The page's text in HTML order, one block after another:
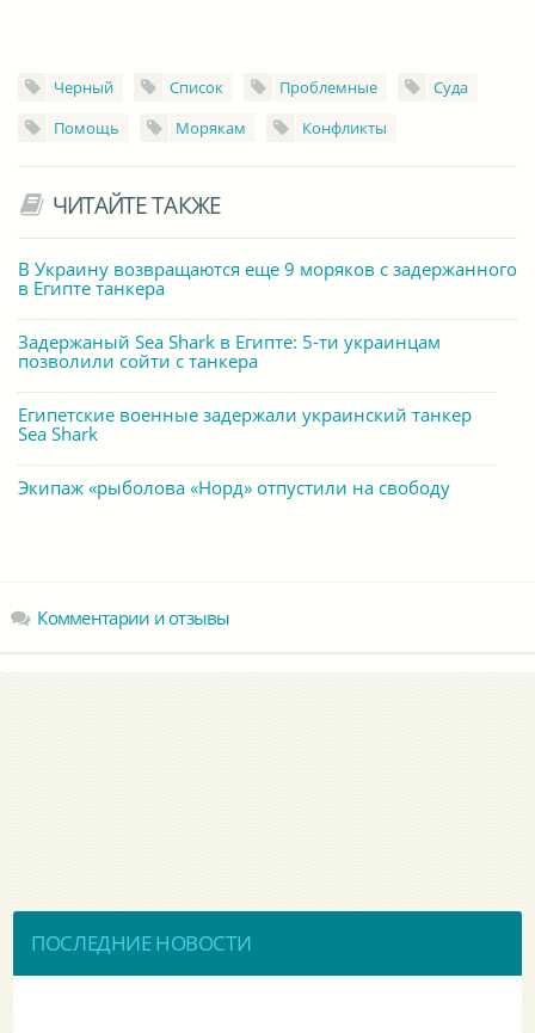
Черный Список Проблемные
Суда
Помощь
Морякам Конфликты
ЧИТАЙТЕ ТАКЖЕ
В Украину возвращаются еще 9 моряков с задержанного
в Египте танкера
Задержаный Sea Shark в Египте: 5-ти украинцам
позволили сойти с танкера
Египетские военные задержали украинский танкер
Sea Shark
Экипаж «рыболова «Норд» отпустили на свободу
Комментарии и отзывы
ПОСЛЕДНИЕ НОВОСТИ